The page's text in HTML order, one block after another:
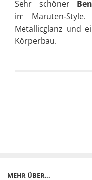
Sehr schöner
im
Metallicglanz und
Körperbau.
MEHR ÜBER...